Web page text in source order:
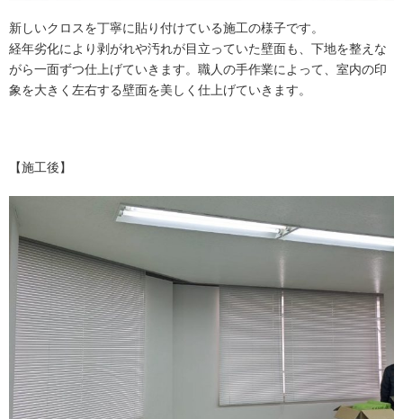
新しいクロスを丁寧に貼り付けている施工の様子です。
経年劣化により剥がれや汚れが目立っていた壁面も、下地を整えな
がら一面ずつ仕上げていきます。職人の手作業によって、室内の印
象を大きく左右する壁面を美しく仕上げていきます。
【施工後】